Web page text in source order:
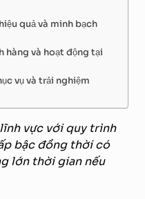
quả và minh bạch
hàng và hoạt động tại
vụ và trải nghiệm
vực với quy trình
bậc đồng thời có
lớn thời gian nếu